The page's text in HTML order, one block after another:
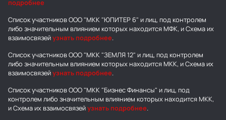
подробнее
Список участников ООО "МКК "ЮПИТЕР 6" и лиц, под контролем
либо значительным влиянием которых находится МФК, и Схема их
взаимосвязейузнать подробнее.
Список участников ООО "МКК "ЗЕМЛЯ 12" и лиц, под контролем
либо значительным влиянием которых находится МКК, и Схема их
взаимосвязейузнать подробнее.
Список участников ООО "МКК "Бизнес Финансы" и лиц, под
контролем либо значительным влиянием которых находится МКК,
и Схема их взаимосвязейузнать подробнее.